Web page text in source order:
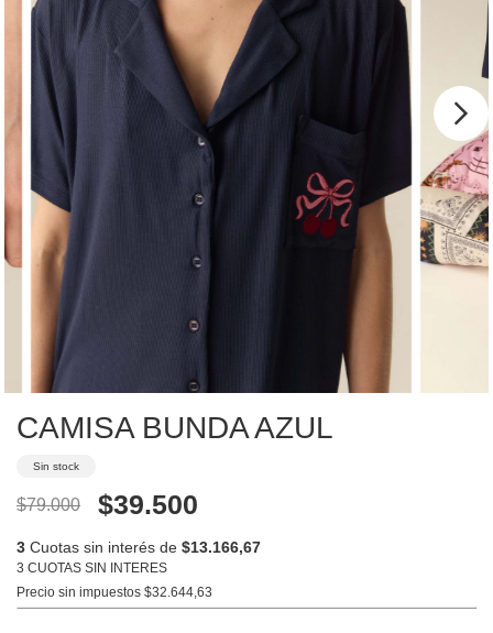
CAMISA BUNDA AZUL
Sin stock
$79.000 $39.500
3 Cuotas sin interés de $13.166,67
3 CUOTAS SIN INTERES
Precio sin impuestos $32.644,63